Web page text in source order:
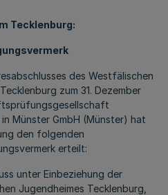
Tecklenburg:
des Westfälischen
zum 31. Dezember
Münster GmbH (Münster) hat
den folgenden
erteilt:
unter Einbeziehung der
Jugendheimes Tecklenburg,